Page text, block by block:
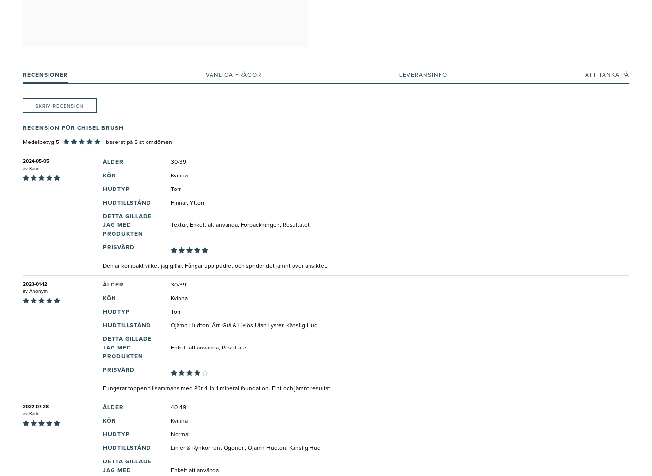
RECENSIONER VANLIGA FRÅGOR LEVERANSINFO ATT TÄNKA PÅ
SKRIV RECENSION
RECENSION PÜR CHISEL BRUSH
Medelbetyg 5 baserat på 5 st omdömen
2024-05-05
av Karin
ÅLDER 30-39
KÖN Kvinna
HUDTYP Torr
HUDTILLSTÅND Finnar, Yttorr
DETTA GILLADE
JAG MED
PRODUKTEN
Textur, Enkelt att använda, Förpackningen, Resultatet
PRISVÄRD
Den är kompakt vilket jag gillar. Fångar upp pudret och sprider det jämnt över ansiktet.
2023-01-12
av Anonym
ÅLDER 30-39
KÖN Kvinna
HUDTYP Torr
HUDTILLSTÅND Ojämn Hudton, Ärr, Grå & Livlös Utan Lyster, Känslig Hud
DETTA GILLADE
JAG MED
PRODUKTEN
Enkelt att använda, Resultatet
PRISVÄRD
Fungerar toppen tillsammans med Pür 4-in-1 mineral foundation. Fint och jämnt resultat.
2022-07-28
av Karin
ÅLDER 40-49
KÖN Kvinna
HUDTYP Normal
HUDTILLSTÅND Linjer & Rynkor runt Ögonen, Ojämn Hudton, Känslig Hud
DETTA GILLADE
JAG MED
Enkelt att använda